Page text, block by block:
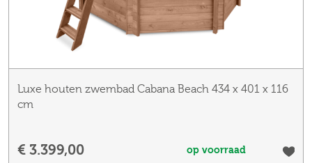
Luxe houten zwembad Cabana Beach 434 x 401 x 116
cm
€ 3.399,00 op voorraad